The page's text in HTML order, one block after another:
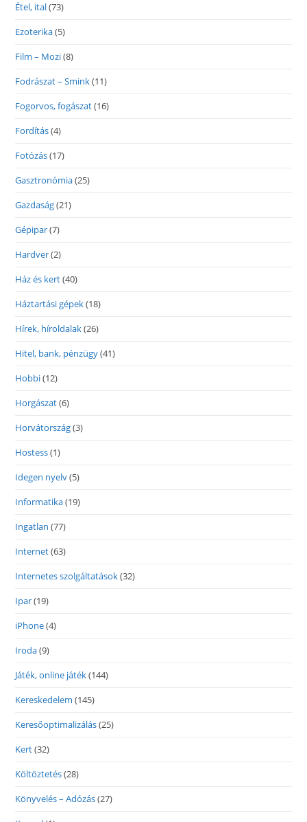
Étel, ital(73)
Ezoterika(5)
Film – Mozi(8)
Fodrászat – Smink(11)
Fogorvos, fogászat(16)
Fordítás(4)
Fotózás(17)
Gasztronómia(25)
Gazdaság(21)
Gépipar(7)
Hardver(2)
Ház és kert(40)
Háztartási gépek(18)
Hírek, híroldalak(26)
Hitel, bank, pénzügy(41)
Hobbi(12)
Horgászat(6)
Horvátország(3)
Hostess(1)
Idegen nyelv(5)
Informatika(19)
Ingatlan (77)
Internet(63)
Internetes szolgáltatások(32)
Ipar(19)
iPhone(4)
Iroda(9)
Játék, online játék(144)
Kereskedelem (145)
Keresőoptimalizálás(25)
Kert(32)
Költöztetés(28)
Könyvelés – Adózás(27)